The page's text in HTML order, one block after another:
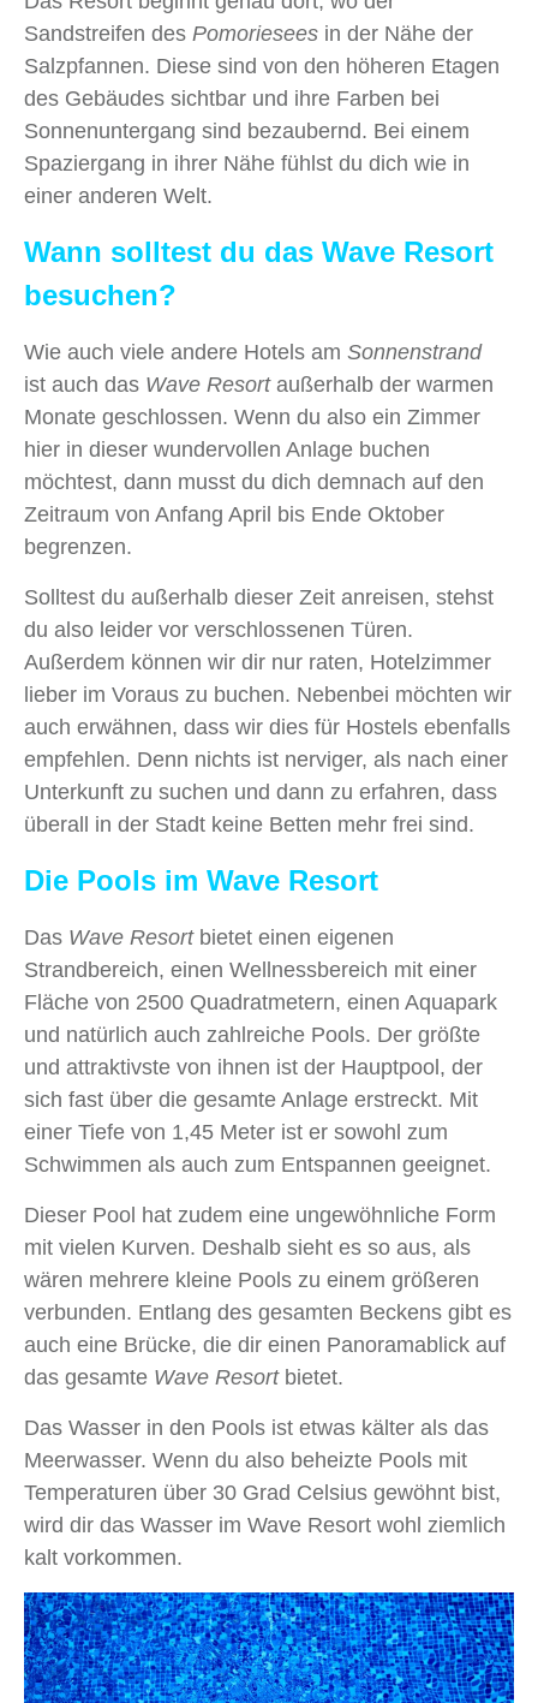
Sandstreifen des Pomoriesees in der Nähe der
Salzpfannen. Diese sind von den höheren Etagen
des Gebäudes sichtbar und ihre Farben bei
Sonnenuntergang sind bezaubernd. Bei einem
Spaziergang in ihrer Nähe fühlst du dich wie in
einer anderen Welt.
Wann solltest du das Wave Resort
besuchen?
Wie auch viele andere Hotels am Sonnenstrand
ist auch das Wave Resortaußerhalb der warmen
Monate geschlossen. Wenn du also ein Zimmer
hier in dieser wundervollen Anlage buchen
möchtest, dann musst du dich demnach auf den
Zeitraum von Anfang April bis Ende Oktober
begrenzen.
Solltest du außerhalb dieser Zeit anreisen, stehst
du also leider vor verschlossenen Türen.
Außerdem können wir dir nur raten, Hotelzimmer
lieber im Voraus zu buchen. Nebenbei möchten wir
auch erwähnen, dass wir dies für Hostels ebenfalls
empfehlen. Denn nichts ist nerviger, als nach einer
Unterkunft zu suchen und dann zu erfahren, dass
überall in der Stadt keine Betten mehr frei sind.
Die Pools im Wave Resort
Das Wave Resortbietet einen eigenen
Strandbereich, einen Wellnessbereich mit einer
Fläche von 2500 Quadratmetern, einen Aquapark
und natürlich auch zahlreiche Pools. Der größte
und attraktivste von ihnen ist der Hauptpool, der
sich fast über die gesamte Anlage erstreckt. Mit
einer Tiefe von 1,45 Meter ist er sowohl zum
Schwimmen als auch zum Entspannen geeignet.
Dieser Pool hat zudem eine ungewöhnliche Form
mit vielen Kurven. Deshalb sieht es so aus, als
wären mehrere kleine Pools zu einem größeren
verbunden. Entlang des gesamten Beckens gibt es
auch eine Brücke, die dir einen Panoramablick auf
das gesamte Wave Resortbietet.
Das Wasser in den Pools ist etwas kälter als das
Meerwasser. Wenn du also beheizte Pools mit
Temperaturen über 30 Grad Celsius gewöhnt bist,
wird dir das Wasser im Wave Resort wohl ziemlich
kalt vorkommen.